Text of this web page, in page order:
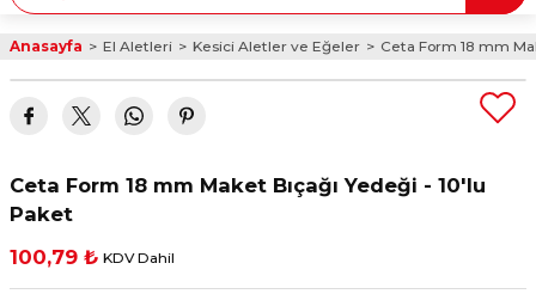
ve Multimetreler
Anasayfa El Aletleri Kesici Aletler ve Eğeler Ceta Form 18 mm
Ceta Form 18 mm Maket Bıçağı Yedeği - 10'lu
Paket
100,79 ₺ KDV Dahil